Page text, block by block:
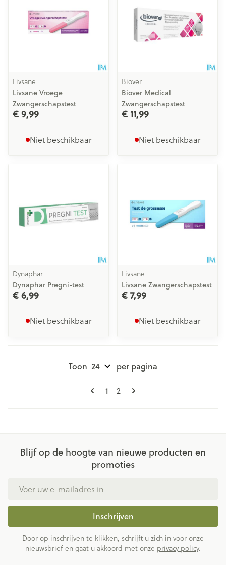
Livsane
Livsane Vroege
Zwangerschapstest
€ 9,99
Niet beschikbaar
Biover
Biover Medical
Zwangerschapstest
€ 11,99
Niet beschikbaar
Dynaphar
Dynaphar Pregni-test
€ 6,99
Niet beschikbaar
Livsane
Livsane Zwangerschapstest
€ 7,99
Niet beschikbaar
Pagina's
U lees momenteel pagina
1 Pagina
2
Toon per pagina
Blijf op de hoogte van nieuwe producten en
promoties
Inschrijven
Door op inschrijven te klikken, schrijft u zich in voor onze
nieuwsbrief en gaat u akkoord met onze privacy policy.